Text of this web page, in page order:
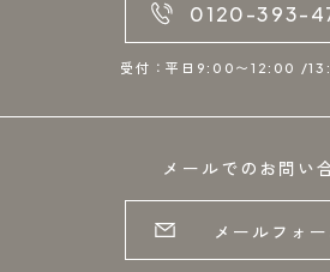
0120-393-
受付：平日9:00〜12:00 /
メールでのお問い
メールフォー